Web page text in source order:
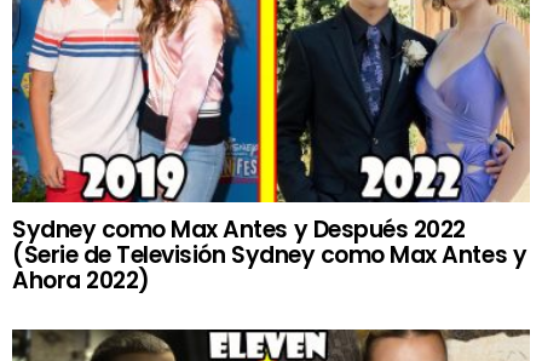
Sydney como Max Antes y Después 2022
(Serie de Televisión Sydney como Max Antes y
Ahora 2022)